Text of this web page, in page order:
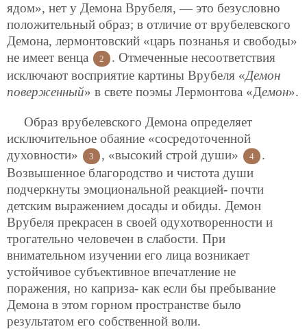
ядом», нет у Демона Врубеля, — это безусловно
положительный образ; в отличие от врубелевского
Демона, лермонтовский «царь познанья и свободы»
не имеет венца
2
. Отмеченные несоответствия
исключают восприятие картины Врубеля «Демон
поверженный» в свете поэмы Лермонтова «Демон».
Образ врубелевского Демона определяет
исключительное обаяние «сосредоточенной
духовности»
3 , «высокий строй души» 4
.
Возвышенное благородство и чистота души
подчеркнуты эмоциональной реакцией- почти
детским выражением досады и обиды. Демон
Врубеля прекрасен в своей одухотворенности и
трогательно человечен в слабости. При
внимательном изучении его лица возникает
устойчивое субъективное впечатление не
поражения, но каприза- как если бы пребывание
Демона в этом горном пространстве было
результатом его собственной воли.